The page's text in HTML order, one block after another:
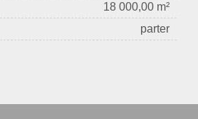
18 000,00 m²
parter